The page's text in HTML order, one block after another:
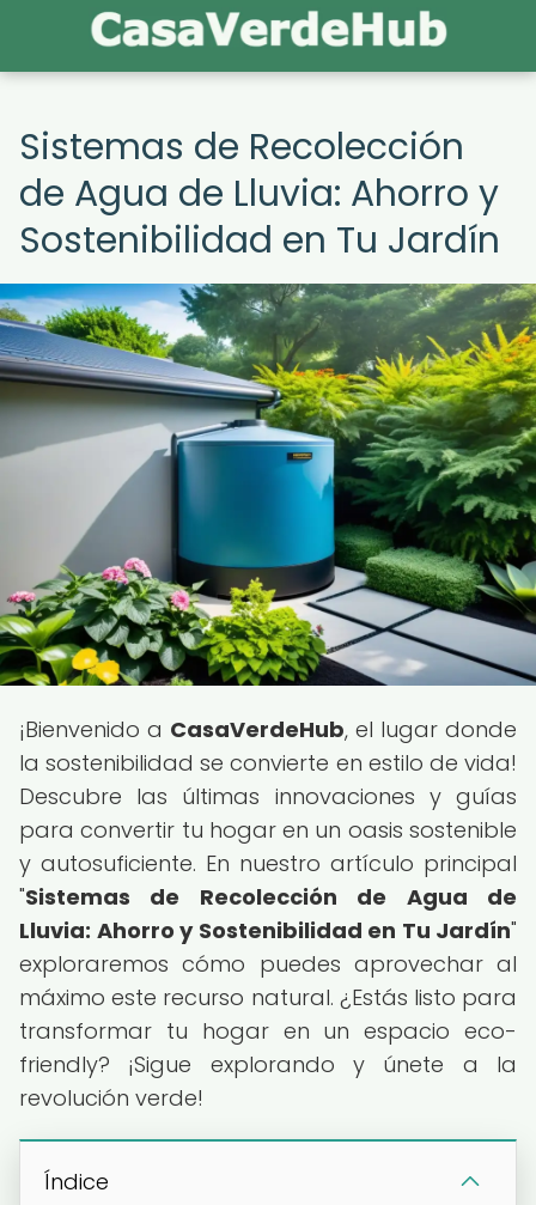
Sistemas de Recolección
de Agua de Lluvia: Ahorro y
Sostenibilidad en Tu Jardín
¡Bienvenido a CasaVerdeHub, el lugar donde
la sostenibilidad se convierte en estilo de vida!
Descubre las últimas innovaciones y guías
para convertir tu hogar en un oasis sostenible
y autosuficiente. En nuestro artículo principal
"Sistemas de Recolección de Agua de
Lluvia: Ahorro y Sostenibilidad en Tu Jardín"
exploraremos cómo puedes aprovechar al
máximo este recurso natural. ¿Estás listo para
transformar tu hogar en un espacio eco-
friendly? ¡Sigue explorando y únete a la
revolución verde!
Índice